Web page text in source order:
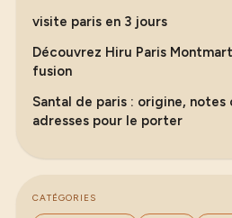
visite paris en 3 jours
Découvrez Hiru Paris
fusion
Santal de paris : origine,
adresses pour le porter
CATÉGORIES